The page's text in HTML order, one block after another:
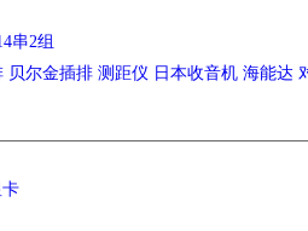
串2组
贝尔金插排 测距仪 日本收音机 海能达
卡